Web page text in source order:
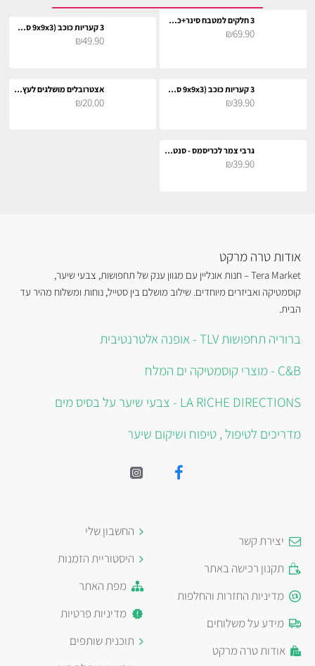
3 חלקים למטבח סינר+כפפה+תחתית לסיר
₪69.90 3 קעריות כוכב (9x9x3 ס"מ)
₪49.90
3 קעריות כוכב (9x9x3 ס"מ)
₪39.90
אצטרובלים מושלגים לעץ חג המולד
₪20.00
גרבי צמר לכריסמס - סנטה ואיילים
₪39.90
אודות טרה מרקט
Tera Market – חנות אונליין עם מגוון ענק של תחפושות, צבעי שיער,
קוסמטיקה ואביזרים מיוחדים. שילוב מושלם בין סטייל, נוחות ומשלוח מהיר עד
הבית.
ברוריה תחפושות TLV - אופנה אלטרנטיבית
C&B - מוצרי קוסמטיקה ים המלח
LA RICHE DIRECTIONS - צבעי שיער על בסיס מים
מדריכים לטיפול , טיפוח ושיקום שיער
יצירת קשר
תקנון רכישה באתר
מדיניות החזרות והחלפות
מידע על משלוחים
אודות טרה מרקט
החשבון שלי
היסטוריית הזמנות
מפת האתר
מדיניות פרטיות
תוכנית שותפים